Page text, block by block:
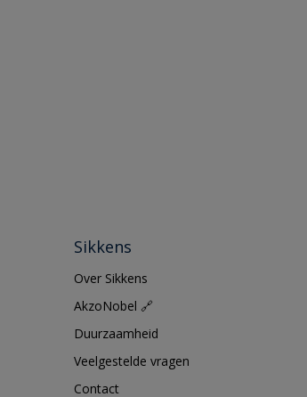
Sikkens
Over Sikkens
AkzoNobel 🔗
Duurzaamheid
Veelgestelde vragen
Contact